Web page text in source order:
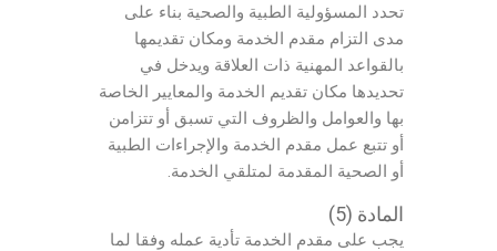
تحدد المسؤولية الطبية والصحية بناء على
مدى التزام مقدم الخدمة ومكان تقديمها
بالقواعد المهنية ذات العلاقة ويدخل في
تحديدها مكان تقديم الخدمة والمعايير الخاصة
بها والعوامل والظروف التي تسبق أو تتزامن
أو تتبع عمل مقدم الخدمة والإجراءات الطبية
أو الصحية المقدمة لمتلقي الخدمة.
المادة (5)
يجب على مقدم الخدمة تأدية عمله وفقا لما